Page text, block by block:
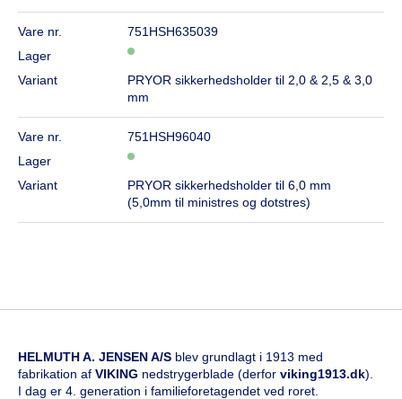
Vare nr.
751HSH635039
Lager
Variant
PRYOR sikkerhedsholder til 2,0 & 2,5 & 3,0
mm
Vare nr.
751HSH96040
Lager
Variant
PRYOR sikkerhedsholder til 6,0 mm
(5,0mm til ministres og dotstres)
HELMUTH A. JENSEN A/S blev grundlagt i 1913 med
fabrikation af VIKING nedstrygerblade (derfor viking1913.dk).
I dag er 4. generation i familieforetagendet ved roret.